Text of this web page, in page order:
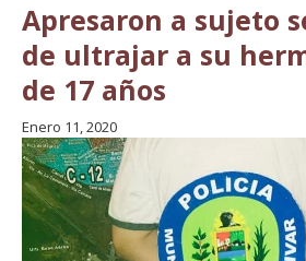
Apresaron a sujeto
de ultrajar a su
de 17 años
Enero 11, 2020